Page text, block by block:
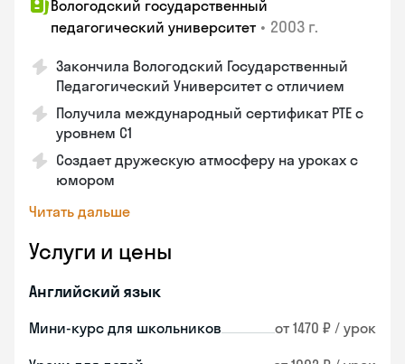
Вологодский государственный
педагогический университет • 2003 г.
Закончила Вологодский Государственный
Педагогический Университет с отличием
Получила международный сертификат PTE с
уровнем C1
Создает дружескую атмосферу на уроках с
юмором
Читать дальше
Услуги и цены
Английский язык
Мини-курс для школьников от 1470 ₽ / урок